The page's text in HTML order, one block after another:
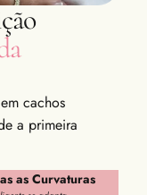
cachos
a primeira
as Curvaturas